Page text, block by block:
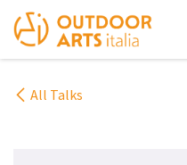
Skip to Content
All Talks